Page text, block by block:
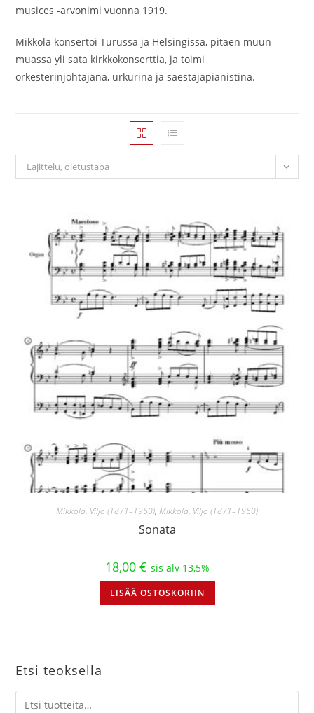
musices -arvonimi vuonna 1919.
Mikkola konsertoi Turussa ja Helsingissä, pitäen muun
muassa yli sata kirkkokonserttia, ja toimi
orkesterinjohtajana, urkurina ja säestäjäpianistina.
Lajittelu, oletustapa
Mikkola, Viljo (1871–1960), Mikkola, Viljo (1871–1960)
Sonata
18,00 € sis alv 13,5%
LISÄÄ OSTOSKORIIN
Etsi teoksella